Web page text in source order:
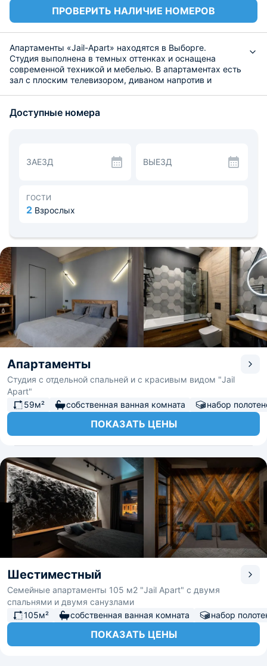
ПРОВЕРИТЬ НАЛИЧИЕ НОМЕРОВ
Апартаменты «Jail-Apart» находятся в Выборге.
Студия выполнена в темных оттенках и оснащена
современной техникой и мебелью. В апартаментах есть
зал с плоским телевизором, диваном напротив и
двуспальной кроватью.
зайти в кафе поблизости и перекусить там. Также
рядом располагается Выборгский рынок.
кренделя и Собор Петра и Павла. До Выборгского
замка — 0,8 км. Расстояние до аэропорта «Пулково» в
Доступные номера
ЗАЕЗД ВЫЕЗД
ГОСТИ
2 Взрослых
Апартаменты
Студия с отдельной спальней и с красивым видом "Jail
Apart"
59м²
собственная ванная комната набор
ПОКАЗАТЬ ЦЕНЫ
Шестиместный
Семейные апартаменты 105 м2 "Jail Apart" с двумя
спальнями и двумя санузлами
105м²
собственная ванная комната набор
ПОКАЗАТЬ ЦЕНЫ